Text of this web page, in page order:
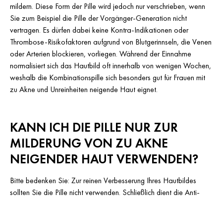
mildern. Diese Form der Pille wird jedoch nur verschrieben, wenn
Sie zum Beispiel die Pille der Vorgänger-Generation nicht
vertragen. Es dürfen dabei keine Kontra-Indikationen oder
Thrombose-Risikofaktoren aufgrund von Blutgerinnseln, die Venen
oder Arterien blockieren, vorliegen. Während der Einnahme
normalisiert sich das Hautbild oft innerhalb von wenigen Wochen,
weshalb die Kombinationspille sich besonders gut für Frauen mit
zu Akne und Unreinheiten neigende Haut eignet.
KANN ICH DIE PILLE NUR ZUR
MILDERUNG VON ZU AKNE
NEIGENDER HAUT VERWENDEN?
Bitte bedenken Sie: Zur reinen Verbesserung Ihres Hautbildes
sollten Sie die Pille nicht verwenden. Schließlich dient die Anti-